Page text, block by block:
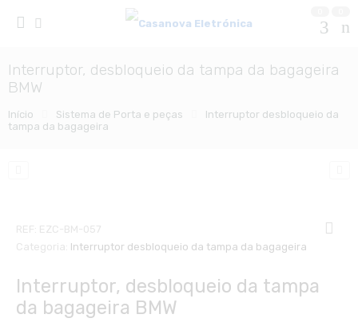
Interruptor, desbloqueio da tampa da bagageira
BMW
Início Sistema de Porta e peças
Interruptor desbloqueio da
tampa da bagageira
REF: EZC-BM-057
Categoria: Interruptor desbloqueio da tampa da bagageira
Interruptor, desbloqueio da tampa
da bagageira BMW